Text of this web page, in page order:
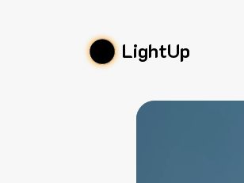
LightUp